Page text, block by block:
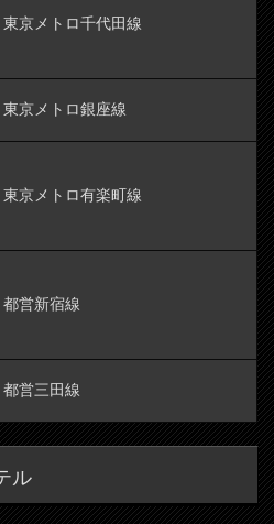
東京メトロ千代田線
東京メトロ銀座線
東京メトロ有楽町線
都営新宿線
都営三田線
ル